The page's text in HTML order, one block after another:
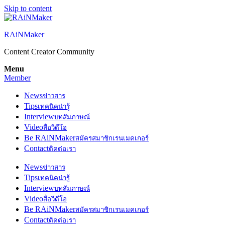
Skip to content
RAiNMaker
Content Creator Community
Menu
Member
Newsข่าวสาร
Tipsเทคนิคน่ารู้
Interviewบทสัมภาษณ์
Videoสื่อวีดีโอ
Be RAiNMakerสมัครสมาชิกเรนเมคเกอร์
Contactติดต่อเรา
Newsข่าวสาร
Tipsเทคนิคน่ารู้
Interviewบทสัมภาษณ์
Videoสื่อวีดีโอ
Be RAiNMakerสมัครสมาชิกเรนเมคเกอร์
Contactติดต่อเรา